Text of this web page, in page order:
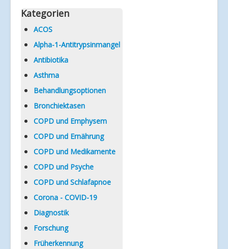
Mediathek
Aktuelles
Veranstaltungen
Informationen
Kategorien
ACOS
Alpha-1-Antitrypsinmangel
Antibiotika
Asthma
Behandlungsoptionen
Bronchiektasen
COPD und Emphysem
COPD und Ernährung
COPD und Medikamente
COPD und Psyche
COPD und Schlafapnoe
Corona - COVID-19
Diagnostik
Forschung
Früherkennung